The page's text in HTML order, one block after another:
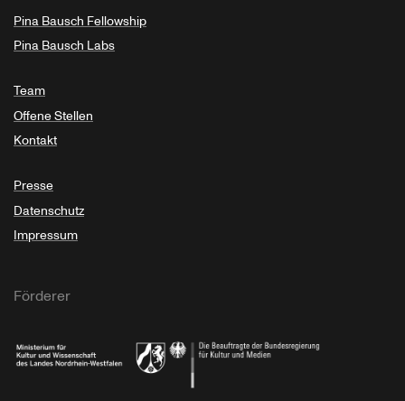
Pina Bausch Fellowship
Pina Bausch Labs
Team
Offene Stellen
Kontakt
Presse
Datenschutz
Impressum
Förderer